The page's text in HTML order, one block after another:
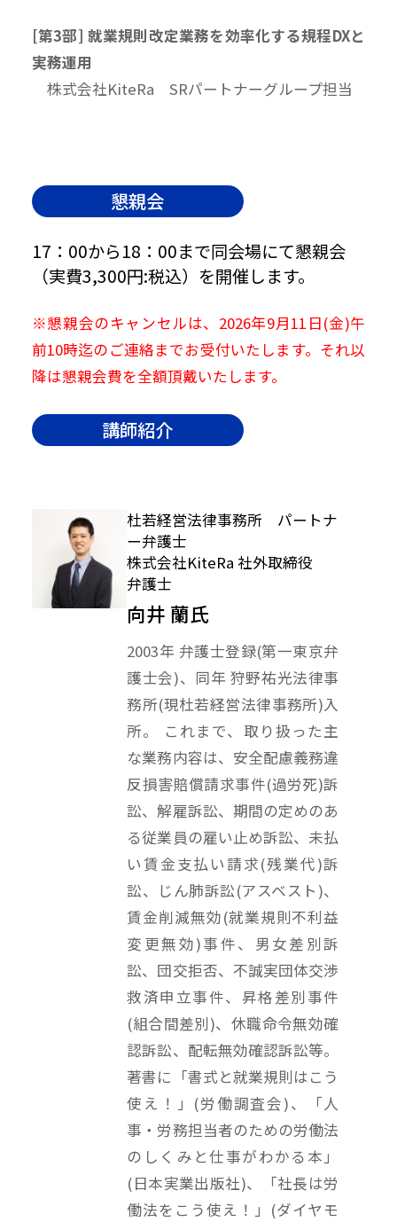
[第3部] 就業規則改定業務を効率化する規程DXと
実務運用
株式会社KiteRa SRパートナーグループ担当
懇親会
17：00から18：00まで同会場にて懇親会
（実費3,300円:税込）を開催します。
※懇親会のキャンセルは、2026年9月11日(金)午
前10時迄のご連絡までお受付いたします。それ以
降は懇親会費を全額頂戴いたします。
講師紹介
杜若経営法律事務所 パートナ
ー弁護士
株式会社KiteRa 社外取締役
弁護士
向井 蘭氏
2003年 弁護士登録(第一東京弁
護士会)、同年 狩野祐光法律事
務所(現杜若経営法律事務所)入
所。 これまで、取り扱った主
な業務内容は、安全配慮義務違
反損害賠償請求事件(過労死)訴
訟、解雇訴訟、期間の定めのあ
る従業員の雇い止め訴訟、未払
い賃金支払い請求(残業代)訴
訟、じん肺訴訟(アスベスト)、
賃金削減無効(就業規則不利益
変更無効)事件、男女差別訴
訟、団交拒否、不誠実団体交渉
救済申立事件、昇格差別事件
(組合間差別)、休職命令無効確
認訴訟、配転無効確認訴訟等。
著書に「書式と就業規則はこう
使え！」(労働調査会)、「人
事・労務担当者のための労働法
のしくみと仕事がわかる本」
(日本実業出版社)、「社長は労
働法をこう使え！」(ダイヤモ